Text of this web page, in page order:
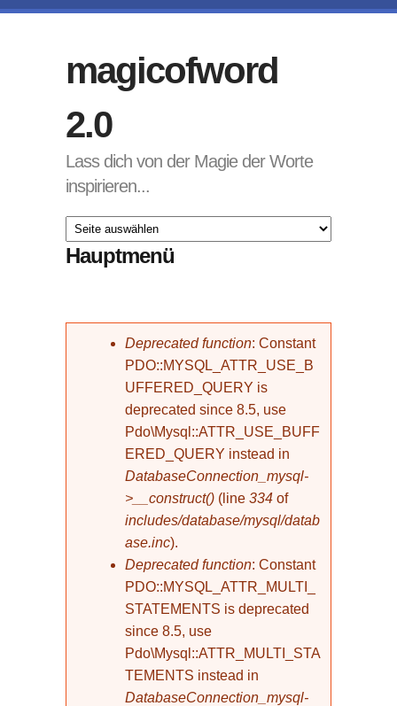
magicofword
2.0
Lass dich von der Magie der Worte
inspirieren...
Hauptmenü
Fehlermeldung
Deprecated function: Constant
PDO::MYSQL_ATTR_USE_B
UFFERED_QUERY is
deprecated since 8.5, use
Pdo\Mysql::ATTR_USE_BUFF
ERED_QUERY instead in
DatabaseConnection_mysql-
>__construct() (line 334 of
includes/database/mysql/datab
ase.inc).
Deprecated function: Constant
PDO::MYSQL_ATTR_MULTI_
STATEMENTS is deprecated
since 8.5, use
Pdo\Mysql::ATTR_MULTI_STA
TEMENTS instead in
DatabaseConnection_mysql-